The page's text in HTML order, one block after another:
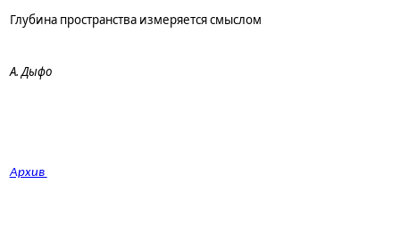
Глубина пространства измеряется смыслом
А. Дыфо
Архив